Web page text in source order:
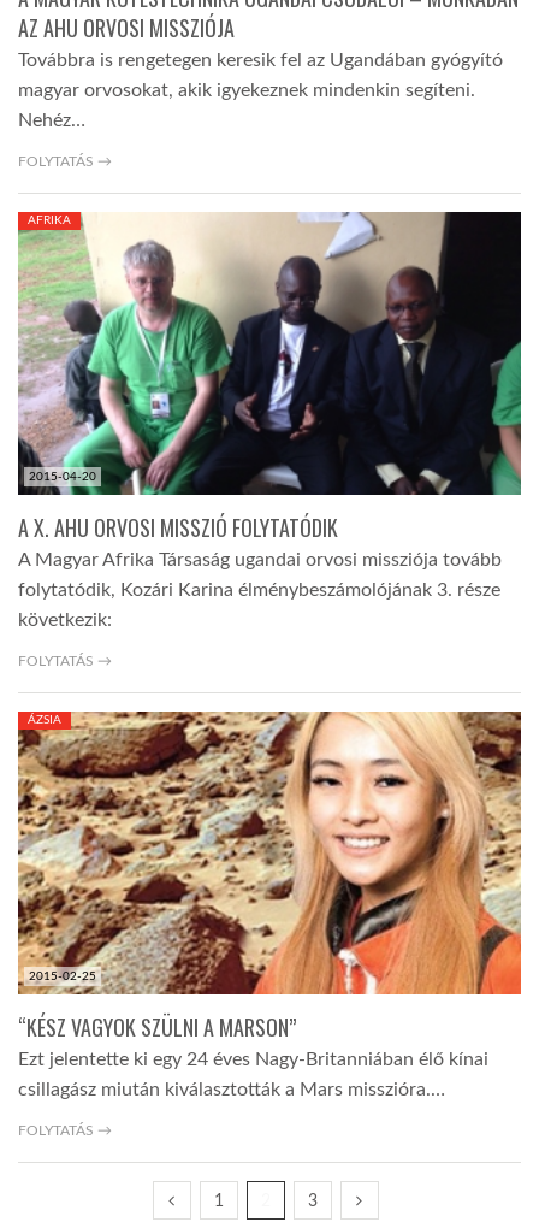
AZ AHU ORVOSI MISSZIÓJA
Továbbra is rengetegen keresik fel az Ugandában gyógyító
magyar orvosokat, akik igyekeznek mindenkin segíteni.
Nehéz…
FOLYTATÁS →
2015-04-20
AFRIKA
A X. AHU ORVOSI MISSZIÓ FOLYTATÓDIK
A Magyar Afrika Társaság ugandai orvosi missziója tovább
folytatódik, Kozári Karina élménybeszámolójának 3. része
következik:
FOLYTATÁS →
2015-02-25
ÁZSIA
“KÉSZ VAGYOK SZÜLNI A MARSON”
Ezt jelentette ki egy 24 éves Nagy-Britanniában élő kínai
csillagász miután kiválasztották a Mars misszióra.…
FOLYTATÁS →
1 3